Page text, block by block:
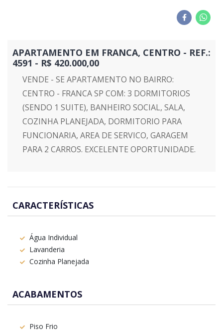
APARTAMENTO EM FRANCA, CENTRO - REF.:
4591 - R$ 420.000,00
VENDE - SE APARTAMENTO NO BAIRRO:
CENTRO - FRANCA SP COM: 3 DORMITORIOS
(SENDO 1 SUITE), BANHEIRO SOCIAL, SALA,
COZINHA PLANEJADA, DORMITORIO PARA
FUNCIONARIA, AREA DE SERVICO, GARAGEM
PARA 2 CARROS. EXCELENTE OPORTUNIDADE.
CARACTERÍSTICAS
Água Individual
Lavanderia
Cozinha Planejada
ACABAMENTOS
Piso Frio